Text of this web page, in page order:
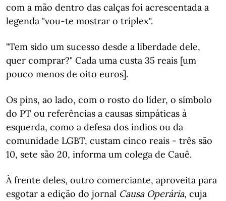
com a mão dentro das calças foi acrescentada a
legenda "vou-te mostrar o tríplex".
"Tem sido um sucesso desde a liberdade dele,
quer comprar?" Cada uma custa 35 reais [um
pouco menos de oito euros].
Os pins, ao lado, com o rosto do líder, o símbolo
do PT ou referências a causas simpáticas à
esquerda, como a defesa dos índios ou da
comunidade LGBT, custam cinco reais - três são
10, sete são 20, informa um colega de Cauê.
À frente deles, outro comerciante, aproveita para
esgotar a edição do jornal Causa Operária, cuja